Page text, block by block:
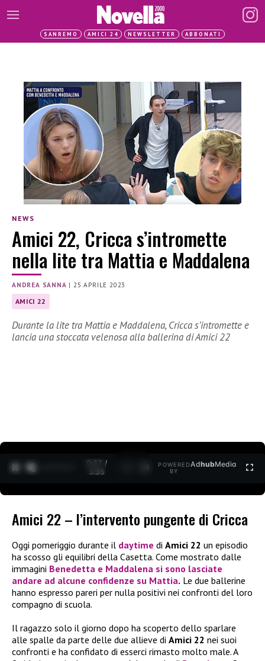
SANREMO AMICI 24 NEWSLETTER ABBONATI
NEWS
Amici 22, Cricca s’intromette
nella lite tra Mattia e Maddalena
ANDREA SANNA |25 APRILE 2023
AMICI 22
Durante la lite tra Mattia e Maddalena, Cricca s’intromette e
lancia una stoccata velenosa alla ballerina di Amici 22
0:29 /
3:35
POWERED
BY
AdhubMedia
Amici 22 – l’intervento pungente di Cricca
Oggi pomeriggio durante il daytime di Amici 22 un episodio
ha scosso gli equilibri della Casetta. Come mostrato dalle
immagini Benedetta e Maddalena si sono lasciate
andare ad alcune confidenze su Mattia. Le due ballerine
hanno espresso pareri per nulla positivi nei confronti del loro
compagno di scuola.
Il ragazzo solo il giorno dopo ha scoperto dello sparlare
alle spalle da parte delle due allieve di Amici 22 nei suoi
confronti e ha confidato di esserci rimasto molto male. A